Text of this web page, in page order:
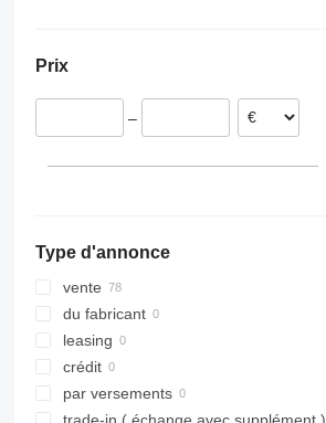
Prix
–
Type d'annonce
vente
du fabricant
leasing
crédit
par versements